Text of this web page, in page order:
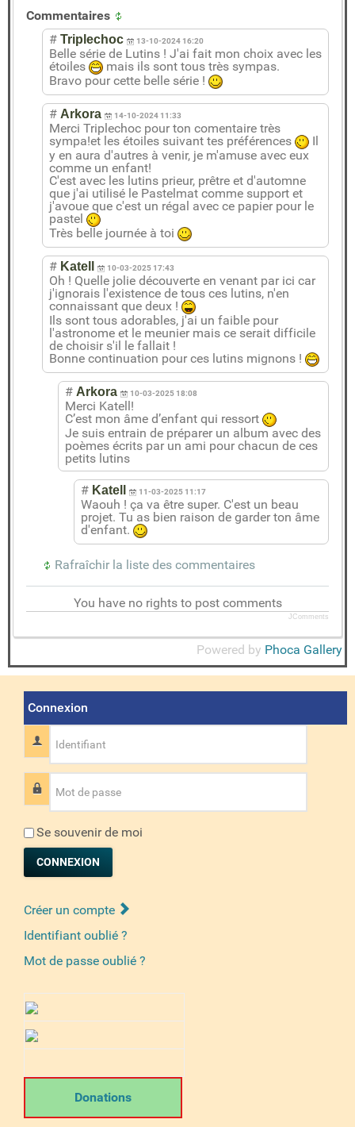
Commentaires
# Triplechoc 13-10-2024 16:20
Belle série de Lutins ! J'ai fait mon choix avec les
étoiles
mais ils sont tous très sympas.
Bravo pour cette belle série !
# Arkora 14-10-2024 11:33
Merci Triplechoc pour ton comentaire très
sympa!et les étoiles suivant tes préférences
Il
y en aura d'autres à venir, je m'amuse avec eux
comme un enfant!
C'est avec les lutins prieur, prêtre et d'automne
que j'ai utilisé le Pastelmat comme support et
j'avoue que c'est un régal avec ce papier pour le
pastel
Très belle journée à toi
# Katell 10-03-2025 17:43
Oh ! Quelle jolie découverte en venant par ici car
j'ignorais l'existence de tous ces lutins, n'en
connaissant que deux !
Ils sont tous adorables, j'ai un faible pour
l'astronome et le meunier mais ce serait difficile
de choisir s'il le fallait !
Bonne continuation pour ces lutins mignons !
# Arkora 10-03-2025 18:08
Merci Katell!
C’est mon âme d’enfant qui ressort
Je suis entrain de préparer un album avec des
poèmes écrits par un ami pour chacun de ces
petits lutins
# Katell 11-03-2025 11:17
Waouh ! ça va être super. C'est un beau
projet. Tu as bien raison de garder ton âme
d'enfant.
Rafraîchir la liste des commentaires
You have no rights to post comments
JComments
Powered by Phoca Gallery
Connexion
Identifiant
Mot de passe
Se souvenir de moi
CONNEXION
Créer un compte
Identifiant oublié ?
Mot de passe oublié ?
Donations